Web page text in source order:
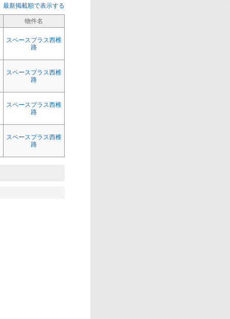
最新掲載順で表示する
物件名
スペースプラス西椎
路
スペースプラス西椎
路
スペースプラス西椎
路
スペースプラス西椎
路